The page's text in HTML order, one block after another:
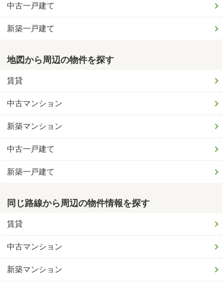
中古一戸建て
新築一戸建て
地図から周辺の物件を探す
賃貸
中古マンション
新築マンション
中古一戸建て
新築一戸建て
同じ路線から周辺の物件情報を探す
賃貸
中古マンション
新築マンション